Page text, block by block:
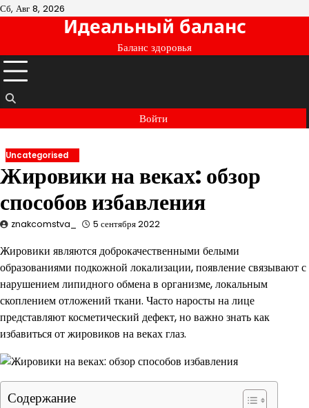
Перейти
Сб, Авг 8, 2026
Идеальный баланс
Баланс здоровья
Войти
Uncategorised
Жировики на веках: обзор
способов избавления
znakcomstva_ 5 сентября 2022
Жировики являются доброкачественными белыми
образованиями подкожной локализации, появление связывают с
нарушением липидного обмена в организме, локальным
скоплением отложений ткани. Часто наросты на лице
представляют косметический дефект, но важно знать как
избавиться от жировиков на веках глаз.
Содержание